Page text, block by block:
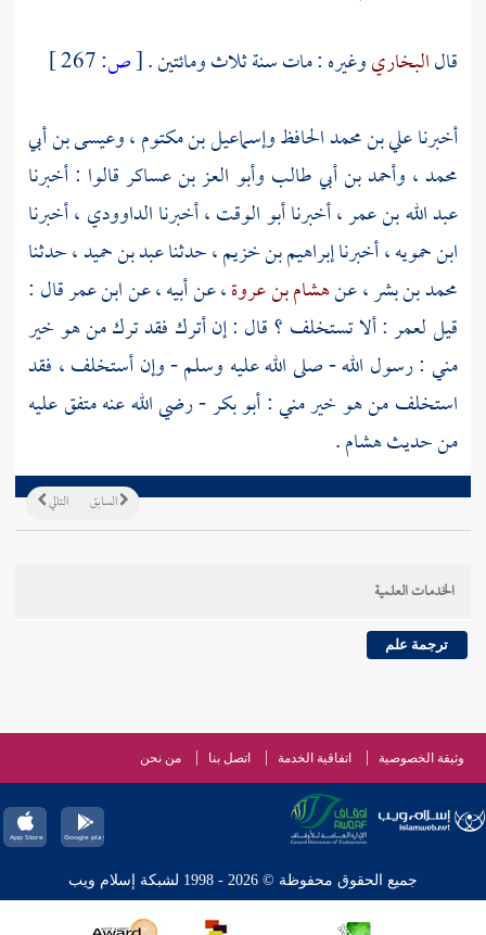
قالالبخاريوغيره : مات سنة ثلاث ومائتين .[ص:
أخبرناعلي بن محمد الحافظوإسماعيل بن مكتوم،وعيسى بن أبي
محمد، وأحمد بن أبي طالب وأبو العز بن عساكرقالوا : أخبرنا
عبد الله بن عمر، أخبرناأبو الوقت، أخبرناالداوودي ، أخبرنا
ابن حمويه، أخبرناإبراهيم بن خزيم، حدثناعبد بن حميد، حدثنا
محمد بن بشر، عنهشام بن عروة، عن أبيه ، عنابن عمرقال :
قيللعمر: ألا تستخلف ؟ قال : إن أترك فقد ترك من هو خير
مني : رسول الله - صلى الله عليه وسلم - وإن أستخلف ، فقد
استخلف من هو خير مني :أبو بكر- رضي الله عنه متفق عليه
من حديثهشام.
التالي السابق
الخدمات العلمية
ترجمة علم
وثيقة الخصوصية اتفاقية الخدمة اتصل بنا من نحن
جميع الحقوق محفوظة © 2026 - 1998 لشبكة إسلام ويب